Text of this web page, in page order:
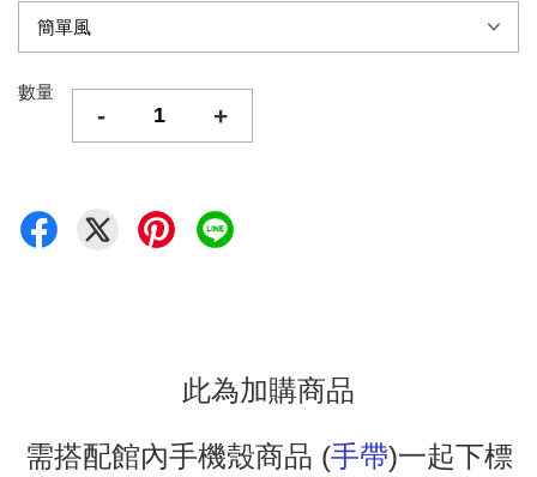
數量
- +
此為加購商品
需搭配館內手機殼商品 (手帶)一起下標